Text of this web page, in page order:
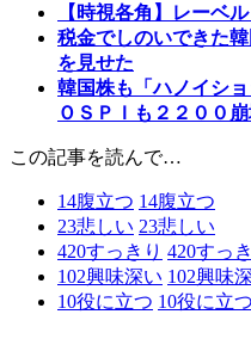
【時視各角】レーベ
税金でしのいできた
を見せた
韓国株も「ハノイシ
ＯＳＰＩも２２００
この記事を読んで…
14腹立つ 14腹立つ
23悲しい 23悲しい
420すっきり 420すっ
102興味深い 102興味
10役に立つ 10役に立つ